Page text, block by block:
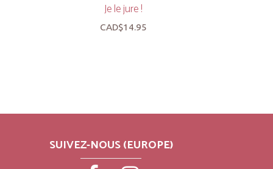
Je le jure !
CAD$14.95
SUIVEZ-NOUS (EUROPE)